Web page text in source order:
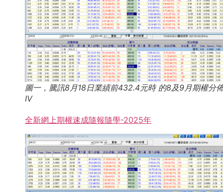
圖一，騰訊8月18日業績前432.4元時 的8及9月期權分
IV
全新網上期權速成隨報隨學-2025年